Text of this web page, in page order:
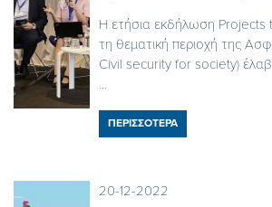
Η ετήσια εκδήλωση Projects
τη θεματική περιοχή της
Civil security for society)
...
ΠΕΡΙΣΣΟΤΕΡΑ
20-12-2022